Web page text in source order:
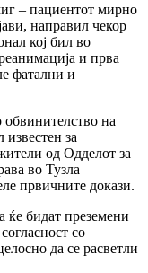
– пациентот мирно
направил чекор
кој бил во
и прва
фатални и
на
за
од Одделот за
во Тузла
првичните докази.
ќе бидат преземени
со
да се расветли